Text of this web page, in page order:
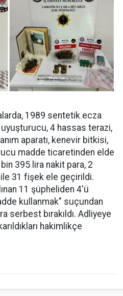
1989 sentetik ecza
4 hassas terazi,
aparatı, kenevir bitkisi,
madde ticaretinden elde
395 lira nakit para, 2
31 fişek ele geçirildi.
11 şüpheliden 4'ü
kullanmak" suçundan
serbest bırakıldı. Adliyeye
hakimlikçe